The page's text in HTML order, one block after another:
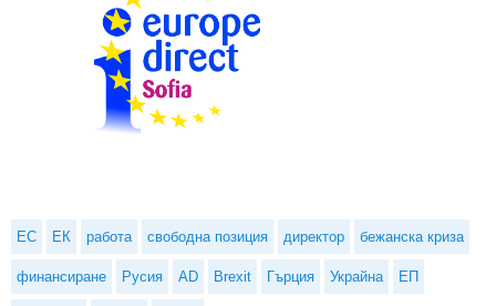
ЕС ЕК работа свободна позиция директор бежанска криза
финансиране Русия AD Brexit Гърция Украйна ЕП